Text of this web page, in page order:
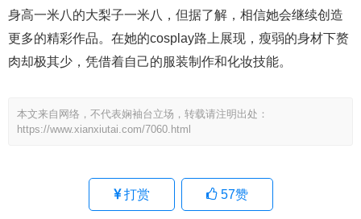
身高一米八的大梨子一米八，但据了解，相信她会继续创造
更多的精彩作品。在她的cosplay路上展现，瘦弱的身材下赘
肉却极其少，凭借着自己的服装制作和化妆技能。
本文来自网络，不代表娴袖台立场，转载请注明出处：
https://www.xianxiutai.com/7060.html
打赏 57赞